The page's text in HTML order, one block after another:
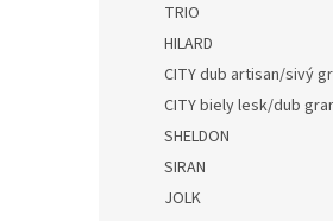
TRIO
HILARD
CITY dub artisan/sivý
CITY biely lesk/dub
SHELDON
SIRAN
JOLK